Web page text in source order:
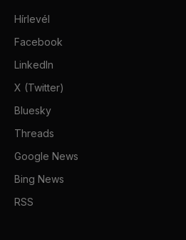
Hírlevél
Facebook
LinkedIn
X (Twitter)
Bluesky
Threads
Google News
Bing News
RSS